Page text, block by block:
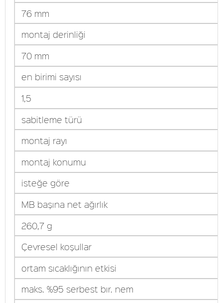
76 mm
montaj derinliği
70 mm
en birimi sayısı
1,5
sabitleme türü
montaj rayı
montaj konumu
isteğe göre
MB başına net ağırlık
260,7 g
Çevresel koşullar
ortam sıcaklığının etkisi
maks. %95 serbest bır. nem